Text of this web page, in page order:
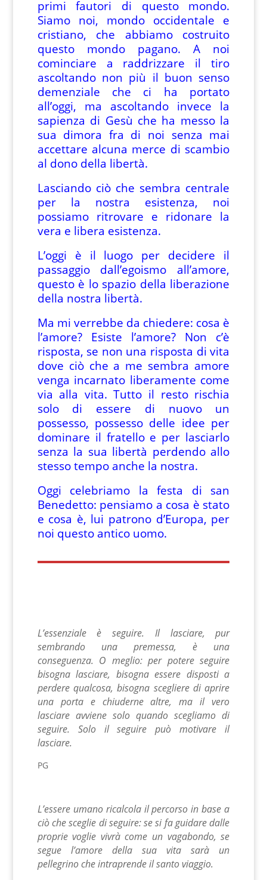
primi fautori di questo mondo.
Siamo noi, mondo occidentale e
cristiano, che abbiamo costruito
questo mondo pagano. A noi
cominciare a raddrizzare il tiro
ascoltando non più il buon senso
demenziale che ci ha portato
all’oggi, ma ascoltando invece la
sapienza di Gesù che ha messo la
sua dimora fra di noi senza mai
accettare alcuna merce di scambio
al dono della libertà.
Lasciando ciò che sembra centrale
per la nostra esistenza, noi
possiamo ritrovare e ridonare la
vera e libera esistenza.
L’oggi è il luogo per decidere il
passaggio dall’egoismo all’amore,
questo è lo spazio della liberazione
della nostra libertà.
Ma mi verrebbe da chiedere: cosa è
l’amore? Esiste l’amore? Non c’è
risposta, se non una risposta di vita
dove ciò che a me sembra amore
venga incarnato liberamente come
via alla vita. Tutto il resto rischia
solo di essere di nuovo un
possesso, possesso delle idee per
dominare il fratello e per lasciarlo
senza la sua libertà perdendo allo
stesso tempo anche la nostra.
Oggi celebriamo la festa di san
Benedetto: pensiamo a cosa è stato
e cosa è, lui patrono d’Europa, per
noi questo antico uomo.
L’essenziale è seguire. Il lasciare, pur
sembrando una premessa, è una
conseguenza. O meglio: per potere seguire
bisogna lasciare, bisogna essere disposti a
perdere qualcosa, bisogna scegliere di aprire
una porta e chiuderne altre, ma il vero
lasciare avviene solo quando scegliamo di
seguire. Solo il seguire può motivare il
lasciare.
PG
L’essere umano ricalcola il percorso in base a
ciò che sceglie di seguire: se si fa guidare dalle
proprie voglie vivrà come un vagabondo, se
segue l’amore della sua vita sarà un
pellegrino che intraprende il santo viaggio.